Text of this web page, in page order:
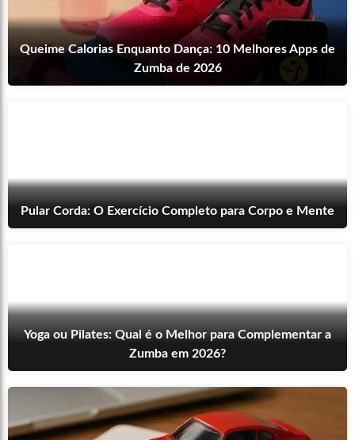
Queime Calorias Enquanto Dança: 10 Melhores Apps de
Zumba de 2026
Pular Corda: O Exercício Completo para Corpo e Mente
Yoga ou Pilates: Qual é o Melhor para Complementar a
Zumba em 2026?